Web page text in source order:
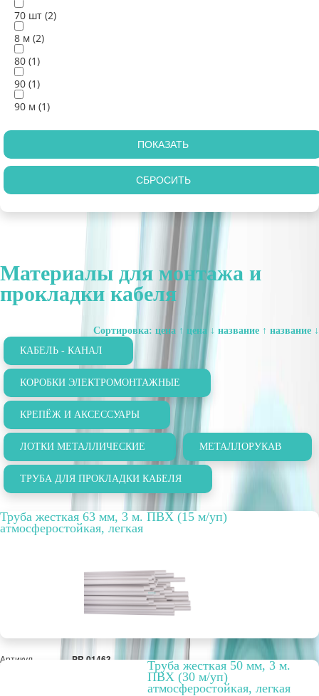
70 шт (2)
8 м (2)
80 (1)
90 (1)
90 м (1)
Материалы для монтажа и
прокладки кабеля
Сортировка: цена ↑ цена ↓ название ↑ название ↓
КАБЕЛЬ - КАНАЛ
КОРОБКИ ЭЛЕКТРОМОНТАЖНЫЕ
КРЕПЁЖ И АКСЕССУАРЫ
ЛОТКИ МЕТАЛЛИЧЕСКИЕ МЕТАЛЛОРУКАВ
ТРУБА ДЛЯ ПРОКЛАДКИ КАБЕЛЯ
Труба жесткая 63 мм, 3 м. ПВХ (15 м/уп)
атмосферостойкая, легкая
Артикул PR.01463
Труба жесткая 50 мм, 3 м.
ПВХ (30 м/уп)
атмосферостойкая, легкая